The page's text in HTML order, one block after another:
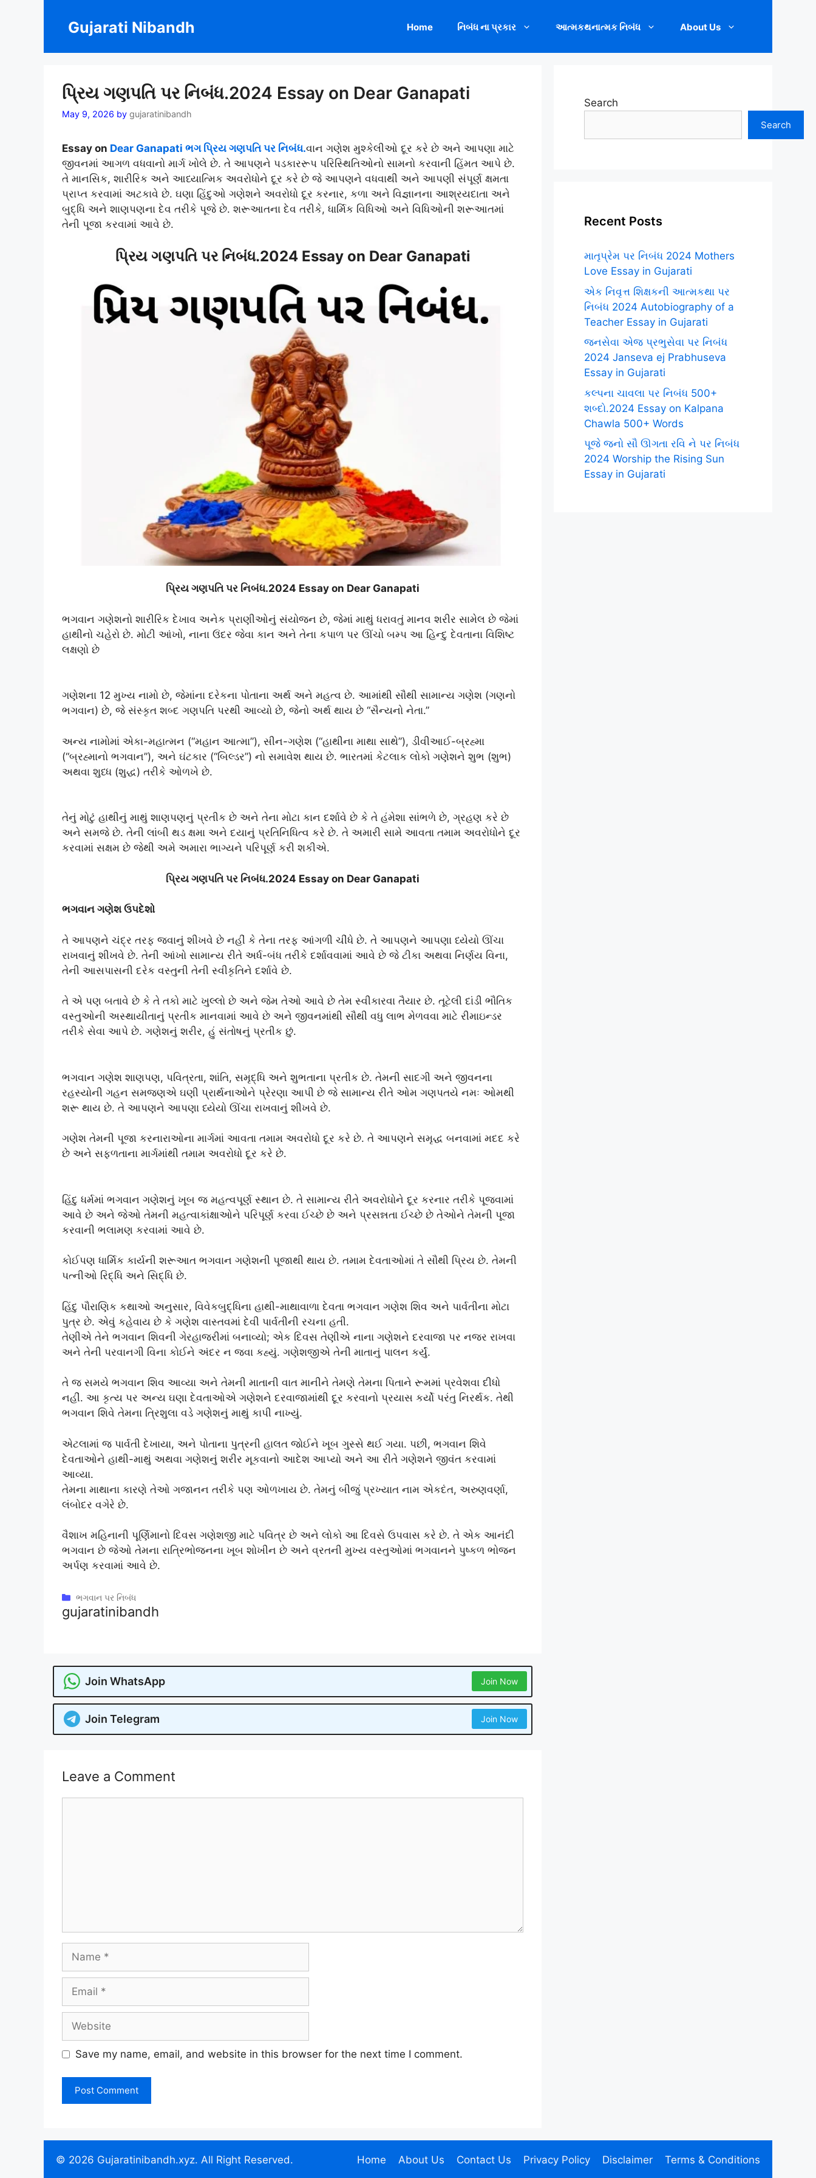
Gujarati Nibandh Home નિબંધ ના પ્રકાર આત્મકથનાત્મક નિબંધ About Us
પ્રિય ગણપતિ પર નિબંધ.2024 Essay on Dear Ganapati
May 9, 2026 by gujaratinibandh
Essay on Dear Ganapati ભગ પ્રિય ગણપતિ પર નિબંધ.વાન ગણેશ મુશ્કેલીઓ દૂર કરે છે અને આપણા માટે
જીવનમાં આગળ વધવાનો માર્ગ ખોલે છે. તે આપણને પડકારરૂપ પરિસ્થિતિઓનો સામનો કરવાની હિંમત આપે છે.
તે માનસિક, શારીરિક અને આધ્યાત્મિક અવરોધોને દૂર કરે છે જે આપણને વધવાથી અને આપણી સંપૂર્ણ ક્ષમતા
પ્રાપ્ત કરવામાં અટકાવે છે. ઘણા હિંદુઓ ગણેશને અવરોધો દૂર કરનાર, કળા અને વિજ્ઞાનના આશ્રયદાતા અને
બુદ્ધિ અને શાણપણના દેવ તરીકે પૂજે છે. શરૂઆતના દેવ તરીકે, ધાર્મિક વિધિઓ અને વિધિઓની શરૂઆતમાં
તેની પૂજા કરવામાં આવે છે.
પ્રિય ગણપતિ પર નિબંધ.2024 Essay on Dear Ganapati
પ્રિય ગણપતિ પર નિબંધ.2024 Essay on Dear Ganapati
ભગવાન ગણેશનો શારીરિક દેખાવ અનેક પ્રાણીઓનું સંયોજન છે, જેમાં માથું ધરાવતું માનવ શરીર સામેલ છે જેમાં
હાથીનો ચહેરો છે. મોટી આંખો, નાના ઉંદર જેવા કાન અને તેના કપાળ પર ઊંચો બમ્પ આ હિન્દુ દેવતાના વિશિષ્ટ
લક્ષણો છે
ગણેશના 12 મુખ્ય નામો છે, જેમાંના દરેકના પોતાના અર્થ અને મહત્વ છે. આમાંથી સૌથી સામાન્ય ગણેશ (ગણનો
ભગવાન) છે, જે સંસ્કૃત શબ્દ ગણપતિ પરથી આવ્યો છે, જેનો અર્થ થાય છે “સૈન્યનો નેતા.”
અન્ય નામોમાં એકા-મહાત્મન (“મહાન આત્મા”), સીન-ગણેશ (“હાથીના માથા સાથે”), ડીવીઆઈ-બ્રહ્મા
(“બ્રહ્માનો ભગવાન”), અને ઘંટકાર (“બિલ્ડર”) નો સમાવેશ થાય છે. ભારતમાં કેટલાક લોકો ગણેશને શુભ (શુભ)
અથવા શુધ્ધ (શુદ્ધ) તરીકે ઓળખે છે.
તેનું મોટું હાથીનું માથું શાણપણનું પ્રતીક છે અને તેના મોટા કાન દર્શાવે છે કે તે હંમેશા સાંભળે છે, ગ્રહણ કરે છે
અને સમજે છે. તેની લાંબી થડ ક્ષમા અને દયાનું પ્રતિનિધિત્વ કરે છે. તે અમારી સામે આવતા તમામ અવરોધોને દૂર
કરવામાં સક્ષમ છે જેથી અમે અમારા ભાગ્યને પરિપૂર્ણ કરી શકીએ.
પ્રિય ગણપતિ પર નિબંધ.2024 Essay on Dear Ganapati
ભગવાન ગણેશ ઉપદેશો
તે આપણને ચંદ્ર તરફ જવાનું શીખવે છે નહીં કે તેના તરફ આંગળી ચીંધે છે. તે આપણને આપણા ધ્યેયો ઊંચા
રાખવાનું શીખવે છે. તેની આંખો સામાન્ય રીતે અર્ધ-બંધ તરીકે દર્શાવવામાં આવે છે જે ટીકા અથવા નિર્ણય વિના,
તેની આસપાસની દરેક વસ્તુની તેની સ્વીકૃતિને દર્શાવે છે.
તે એ પણ બતાવે છે કે તે તકો માટે ખુલ્લો છે અને જેમ તેઓ આવે છે તેમ સ્વીકારવા તૈયાર છે. તૂટેલી દાંડી ભૌતિક
વસ્તુઓની અસ્થાયીતાનું પ્રતીક માનવામાં આવે છે અને જીવનમાંથી સૌથી વધુ લાભ મેળવવા માટે રીમાઇન્ડર
તરીકે સેવા આપે છે. ગણેશનું શરીર, હું સંતોષનું પ્રતીક છું.
ભગવાન ગણેશ શાણપણ, પવિત્રતા, શાંતિ, સમૃદ્ધિ અને શુભતાના પ્રતીક છે. તેમની સાદગી અને જીવનના
રહસ્યોની ગહન સમજણએ ઘણી પ્રાર્થનાઓને પ્રેરણા આપી છે જે સામાન્ય રીતે ઓમ ગણપતયે નમઃ ઓમથી
શરૂ થાય છે. તે આપણને આપણા ધ્યેયો ઊંચા રાખવાનું શીખવે છે.
ગણેશ તેમની પૂજા કરનારાઓના માર્ગમાં આવતા તમામ અવરોધો દૂર કરે છે. તે આપણને સમૃદ્ધ બનવામાં મદદ કરે
છે અને સફળતાના માર્ગમાંથી તમામ અવરોધો દૂર કરે છે.
હિંદુ ધર્મમાં ભગવાન ગણેશનું ખૂબ જ મહત્વપૂર્ણ સ્થાન છે. તે સામાન્ય રીતે અવરોધોને દૂર કરનાર તરીકે પૂજવામાં
આવે છે અને જેઓ તેમની મહત્વાકાંક્ષાઓને પરિપૂર્ણ કરવા ઈચ્છે છે અને પ્રસન્નતા ઈચ્છે છે તેઓને તેમની પૂજા
કરવાની ભલામણ કરવામાં આવે છે.
કોઈપણ ધાર્મિક કાર્યની શરૂઆત ભગવાન ગણેશની પૂજાથી થાય છે. તમામ દેવતાઓમાં તે સૌથી પ્રિય છે. તેમની
પત્નીઓ રિદ્ધિ અને સિદ્ધિ છે.
હિંદુ પૌરાણિક કથાઓ અનુસાર, વિવેકબુદ્ધિના હાથી-માથાવાળા દેવતા ભગવાન ગણેશ શિવ અને પાર્વતીના મોટા
પુત્ર છે. એવું કહેવાય છે કે ગણેશ વાસ્તવમાં દેવી પાર્વતીની રચના હતી.
તેણીએ તેને ભગવાન શિવની ગેરહાજરીમાં બનાવ્યો; એક દિવસ તેણીએ નાના ગણેશને દરવાજા પર નજર રાખવા
અને તેની પરવાનગી વિના કોઈને અંદર ન જવા કહ્યું. ગણેશજીએ તેની માતાનું પાલન કર્યું.
તે જ સમયે ભગવાન શિવ આવ્યા અને તેમની માતાની વાત માનીને તેમણે તેમના પિતાને રૂમમાં પ્રવેશવા દીધો
નહીં. આ કૃત્ય પર અન્ય ઘણા દેવતાઓએ ગણેશને દરવાજામાંથી દૂર કરવાનો પ્રયાસ કર્યો પરંતુ નિરર્થક. તેથી
ભગવાન શિવે તેમના ત્રિશુલા વડે ગણેશનું માથું કાપી નાખ્યું.
એટલામાં જ પાર્વતી દેખાયા, અને પોતાના પુત્રની હાલત જોઈને ખૂબ ગુસ્સે થઈ ગયા. પછી, ભગવાન શિવે
દેવતાઓને હાથી-માથું અથવા ગણેશનું શરીર મૂકવાનો આદેશ આપ્યો અને આ રીતે ગણેશને જીવંત કરવામાં
આવ્યા.
તેમના માથાના કારણે તેઓ ગજાનન તરીકે પણ ઓળખાય છે. તેમનું બીજું પ્રખ્યાત નામ એકદંત, અરુણવર્ણા,
લંબોદર વગેરે છે.
વૈશાખ મહિનાની પૂર્ણિમાનો દિવસ ગણેશજી માટે પવિત્ર છે અને લોકો આ દિવસે ઉપવાસ કરે છે. તે એક આનંદી
ભગવાન છે જેઓ તેમના રાત્રિભોજનના ખૂબ શોખીન છે અને વ્રતની મુખ્ય વસ્તુઓમાં ભગવાનને પુષ્કળ ભોજન
અર્પણ કરવામાં આવે છે.
Categories
ભગવાન પર નિબંધ
gujaratinibandh
Join WhatsApp Join Now
Join Telegram Join Now
Leave a Comment
Save my name, email, and website in this browser for the next time I comment.
Search
Search
Recent Posts
માતૃપ્રેમ પર નિબંધ 2024 Mothers
Love Essay in Gujarati
એક નિવૃત્ત શિક્ષકની આત્મકથા પર
નિબંધ 2024 Autobiography of a
Teacher Essay in Gujarati
જનસેવા એજ પ્રભુસેવા પર નિબંધ
2024 Janseva ej Prabhuseva
Essay in Gujarati
કલ્પના ચાવલા પર નિબંધ 500+
શબ્દો.2024 Essay on Kalpana
Chawla 500+ Words
પૂજે જનો સૌ ઊગતા રવિ ને પર નિબંધ
2024 Worship the Rising Sun
Essay in Gujarati
Home About Us Contact Us Privacy Policy Disclaimer Terms & Conditions
© 2026 Gujaratinibandh.xyz. All Right Reserved.